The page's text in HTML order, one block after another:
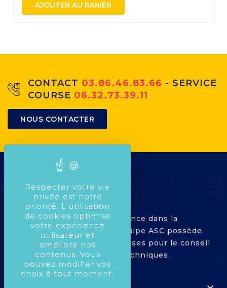
AJOUTER AU PANIER
CONTACT 03.86.46.83.66 - SERVICE
COURSE 06.32.73.39.11
NOUS CONTACTER
Avec plus de 25 ans d'expérience dans la
compétition Automobile, l'équipe ASC possède
toutes les compétences requises pour le conseil
dans le montage de pièces techniques.
Respecter votre vie
privée est notre
priorité. L'utilisation
de cookies optimise
votre expérience
utilisateur et
améliore nos
contenus. Vous
pouvez modifier vos
choix à tout moment.